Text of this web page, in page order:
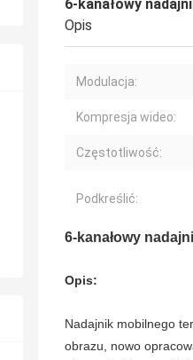
6-kanałowy
Opis
Modulacja:
Kompresja wideo:
Częstotliwość:
Podkreślić:
6-kanałowy
Opis:
Nadajnik mobilnego
obrazu, nowo